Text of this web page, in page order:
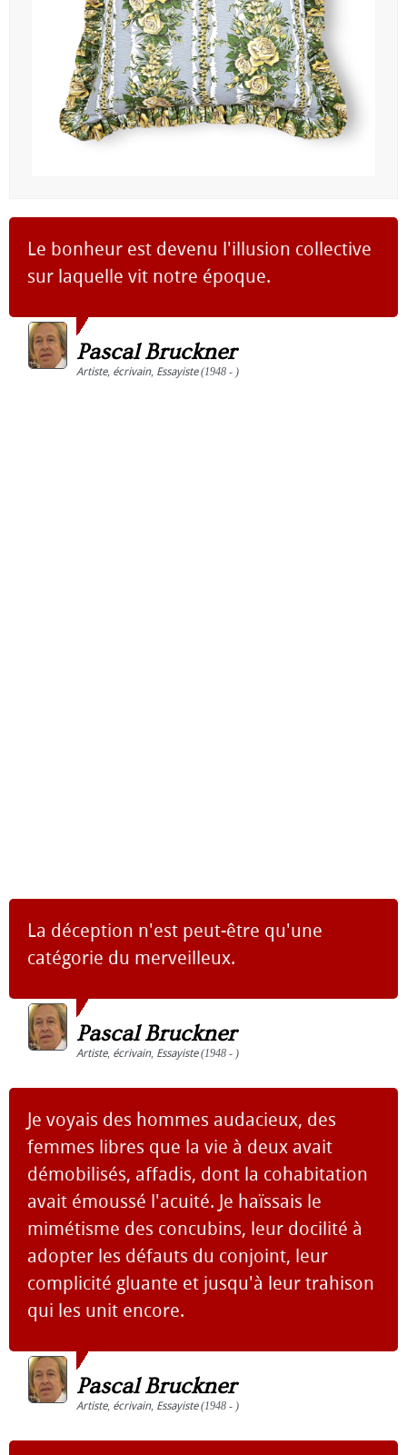
Le bonheur est devenu l'illusion collective
sur laquelle vit notre époque.
Pascal Bruckner
Artiste, écrivain, Essayiste(1948 - )
La déception n'est peut-être qu'une
catégorie du merveilleux.
Pascal Bruckner
Artiste, écrivain, Essayiste(1948 - )
Je voyais des hommes audacieux, des
femmes libres que la vie à deux avait
démobilisés, affadis, dont la cohabitation
avait émoussé l'acuité. Je haïssais le
mimétisme des concubins, leur docilité à
adopter les défauts du conjoint, leur
complicité gluante et jusqu'à leur trahison
qui les unit encore.
Pascal Bruckner
Artiste, écrivain, Essayiste(1948 - )